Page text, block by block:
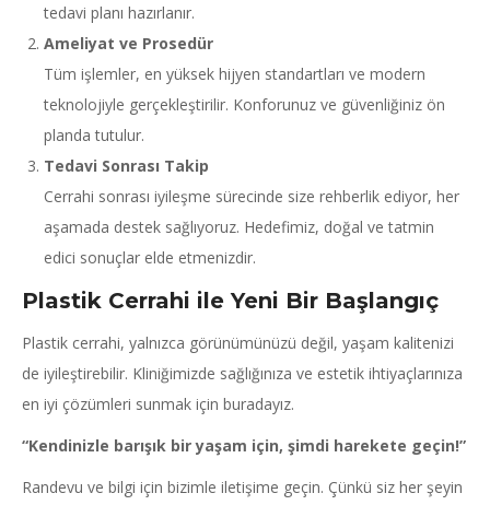
tedavi planı hazırlanır.
Ameliyat ve Prosedür
Tüm işlemler, en yüksek hijyen standartları ve modern
teknolojiyle gerçekleştirilir. Konforunuz ve güvenliğiniz ön
planda tutulur.
Tedavi Sonrası Takip
Cerrahi sonrası iyileşme sürecinde size rehberlik ediyor, her
aşamada destek sağlıyoruz. Hedefimiz, doğal ve tatmin
edici sonuçlar elde etmenizdir.
Plastik Cerrahi ile Yeni Bir Başlangıç
Plastik cerrahi, yalnızca görünümünüzü değil, yaşam kalitenizi
de iyileştirebilir. Kliniğimizde sağlığınıza ve estetik ihtiyaçlarınıza
en iyi çözümleri sunmak için buradayız.
“Kendinizle barışık bir yaşam için, şimdi harekete geçin!”
Randevu ve bilgi için bizimle iletişime geçin. Çünkü siz her şeyin